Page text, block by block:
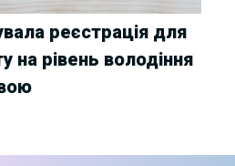
реєстрація для
на рівень володіння